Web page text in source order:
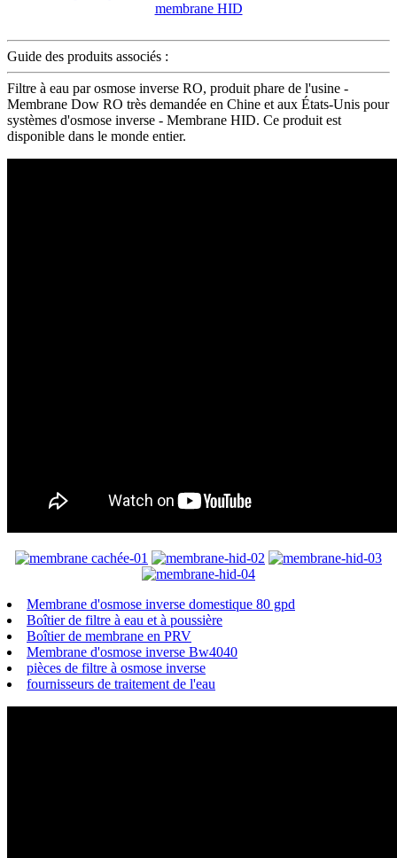
Guide des produits associés :
Filtre à eau par osmose inverse RO, produit phare de l'usine -
Membrane Dow RO très demandée en Chine et aux États-Unis pour
systèmes d'osmose inverse - Membrane HID. Ce produit est
disponible dans le monde entier.
Membrane d'osmose inverse domestique 80 gpd
Boîtier de filtre à eau et à poussière
Boîtier de membrane en PRV
Membrane d'osmose inverse Bw4040
pièces de filtre à osmose inverse
fournisseurs de traitement de l'eau